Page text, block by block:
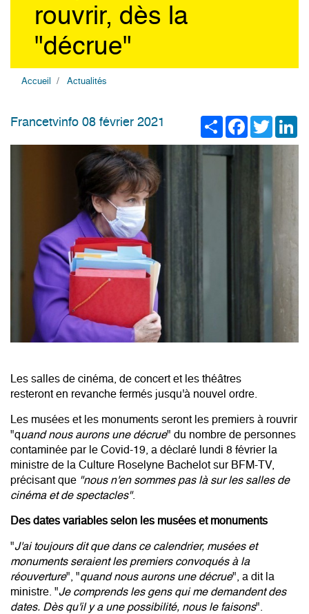
rouvrir, dès la
"décrue"
Accueil Actualités
ShareFacebook
Twitter
Francetvinfo 08 février 2021
Les salles de cinéma, de concert et les théâtres
resteront en revanche fermés jusqu'à nouvel ordre.
Les musées et les monuments seront les premiers à rouvrir
"quand nous aurons une décrue" du nombre de personnes
contaminée par le Covid-19, a déclaré lundi 8 février la
ministre de la Culture Roselyne Bachelot sur BFM-TV,
précisant que "nous n'en sommes pas là sur les salles de
cinéma et de spectacles".
Des dates variables selon les musées et monuments
"J'ai toujours dit que dans ce calendrier, musées et
monuments seraient les premiers convoqués à la
réouverture", "quand nous aurons une décrue", a dit la
ministre. "Je comprends les gens qui me demandent des
dates. Dès qu'il y a une possibilité, nous le faisons".